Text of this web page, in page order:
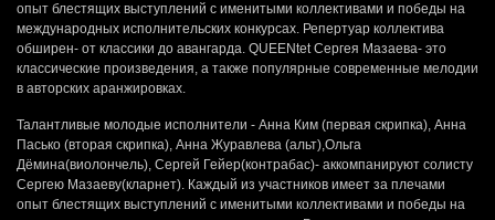
опыт блестящих выступлений с именитыми коллективами и победы на
международных исполнительских конкурсах. Репертуар коллектива
обширен- от классики до авангарда. QUEENtet Сергея Мазаева- это
классические произведения, а также популярные современные мелодии
в авторских аранжировках.
Талантливые молодые исполнители - Анна Ким (первая скрипка), Анна
Пасько (вторая скрипка), Анна Журавлева (альт),Ольга
Дёмина(виолончель), Сергей Гейер(контрабас)- аккомпанируют солисту
Сергею Мазаеву(кларнет). Каждый из участников имеет за плечами
опыт блестящих выступлений с именитыми коллективами и победы на